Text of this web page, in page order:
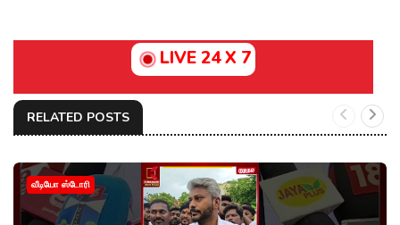
LIVE 24 X 7
RELATED POSTS
வீடியோ ஸ்டோரி